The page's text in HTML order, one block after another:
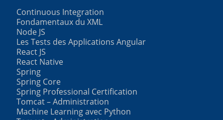
Continuous Integration
Fondamentaux du XML
Node JS
Les Tests des Applications Angular
React JS
React Native
Spring
Spring Core
Spring Professional Certification
Tomcat – Administration
Machine Learning avec Python